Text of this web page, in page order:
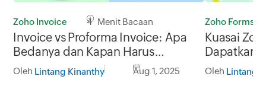
Zoho Invoice 4 Menit Bacaan
Invoice vs Proforma Invoice: Apa
Bedanya dan Kapan Harus
Digunakan?
Oleh Lintang Kinanthy Aug 1, 2025
Zoho Forms
Kuasai
Dapatkan
Oleh Lintang